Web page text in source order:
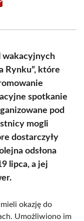
wakacyjnych
Rynku”, które
spotkanie
pod
mogli
dostarczyły
odsłona
lipca, a jej
okazję do
Umożliwiono im